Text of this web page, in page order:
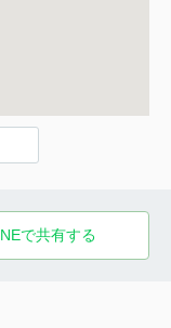
で共有する